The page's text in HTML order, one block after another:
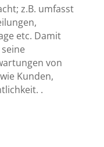
z.B. umfasst
etc. Damit
von
Kunden,
.